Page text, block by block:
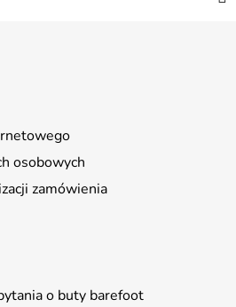
osobowych
zamówienia
o buty barefoot